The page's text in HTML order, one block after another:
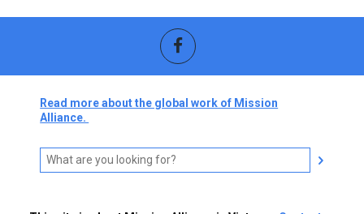
Read more about the global work of Mission
Alliance.